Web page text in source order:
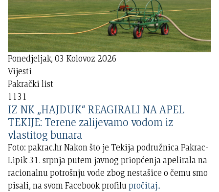
Ponedjeljak, 03 Kolovoz 2026
Vijesti
Pakrački list
1131
IZ NK „HAJDUK“ REAGIRALI NA APEL
TEKIJE: Terene zalijevamo vodom iz
vlastitog bunara
Foto: pakrac.hr Nakon što je Tekija podružnica Pakrac-
Lipik 31. srpnja putem javnog priopćenja apelirala na
racionalnu potrošnju vode zbog nestašice o čemu smo
pisali, na svom Facebook profilupročitaj..